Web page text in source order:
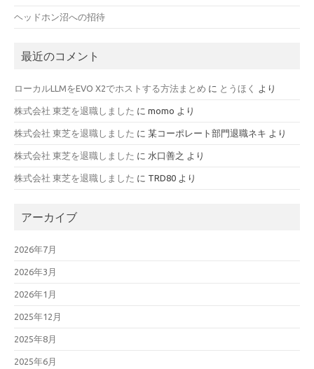
ヘッドホン沼への招待
最近のコメント
ローカルLLMをEVO X2でホストする方法まとめ に とうほく より
株式会社 東芝を退職しました に momo より
株式会社 東芝を退職しました に 某コーポレート部門退職ネキ より
株式会社 東芝を退職しました に 水口善之 より
株式会社 東芝を退職しました に TRD80 より
アーカイブ
2026年7月
2026年3月
2026年1月
2025年12月
2025年8月
2025年6月